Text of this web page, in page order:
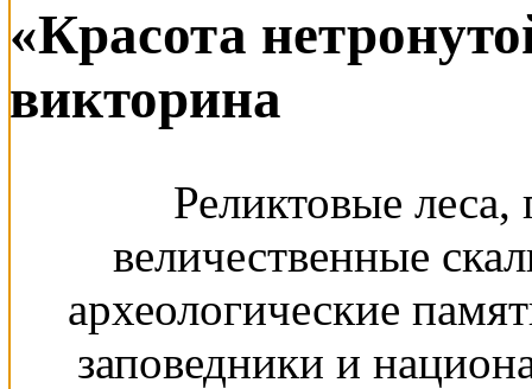
«Красота
викторина
Реликтовые
величественные
археологические
заповедники и